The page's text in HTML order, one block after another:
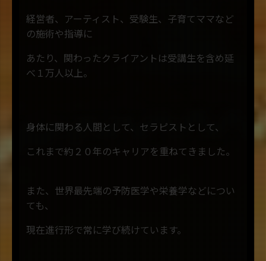
経営者、アーティスト、受験生、子育てママなど
の施術や指導に
あたり、関わったクライアントは受講生を含め延
べ１万人以上。
身体に関わる人間として、セラピストとして、
これまで約２０年のキャリアを重ねてきました。
また、世界最先端の予防医学や栄養学などについ
ても、
現在進行形で常に学び続けています。